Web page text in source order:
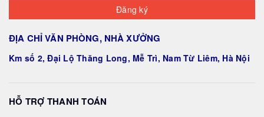
Đăng ký
ĐỊA CHỈ VĂN PHÒNG, NHÀ XƯỞNG
Km số 2, Đại Lộ Thăng Long, Mễ Trì, Nam Từ Liêm, Hà Nội
HỖ TRỢ THANH TOÁN